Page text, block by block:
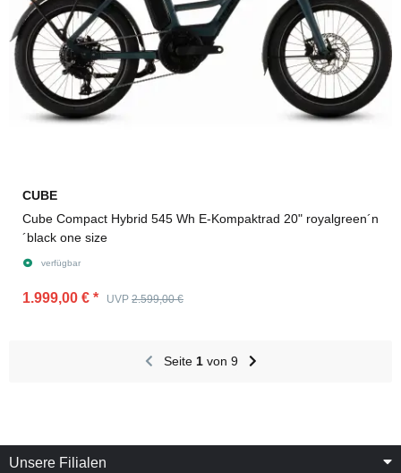
CUBE
Cube Compact Hybrid 545 Wh E-Kompaktrad 20" royalgreen´n
´black one size
verfügbar
1.999,00 € * UVP 2.599,00 €
Seite 1von 9
Unsere Filialen